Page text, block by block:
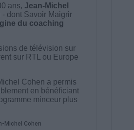
ans, Jean-Michel
dont Savoir Maigrir
du coaching
de télévision sur
sur RTL ou Europe
Cohen a permis
en bénéficiant
minceur plus